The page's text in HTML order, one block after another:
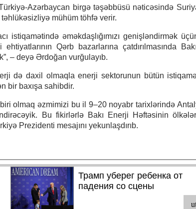
Azərbaycan birgə təşəbbüsü nəticəsində
mühüm töhfə verir.
istiqamətində əməkdaşlığımızı genişləndirmək
Qərb bazarlarına çatdırılmasında
– deyə Ərdoğan vurğulayıb.
də daxil olmaqla enerji sektorunun bütün
bir baxışa sahibdir.
olmaq əzmimizi bu il 9–20 noyabr tarixlərində
Bu fikirlərlə Bakı Enerji Həftəsinin
Prezidenti mesajını yekunlaşdırıb.